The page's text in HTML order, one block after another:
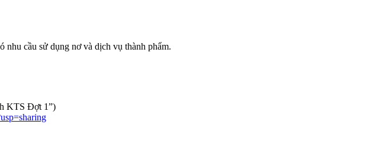
nhu cầu sử dụng nơ và dịch vụ thành phẩm.
KTS Đợt 1”)